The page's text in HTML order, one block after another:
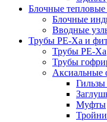
Блочные
Блочные
Вводные
Трубы РЕ-Ха и
Трубы РЕ-Ха
Трубы
Аксиальные
Муфты